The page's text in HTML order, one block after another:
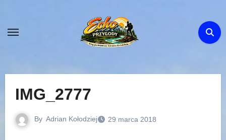
content
IMG_2777
By Adrian Kołodziej 29 marca 2018